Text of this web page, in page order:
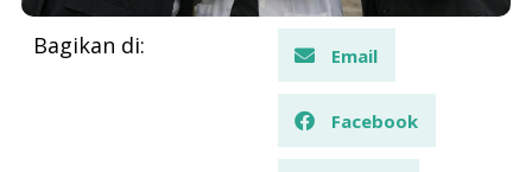
Bagikan di: Email
Facebook